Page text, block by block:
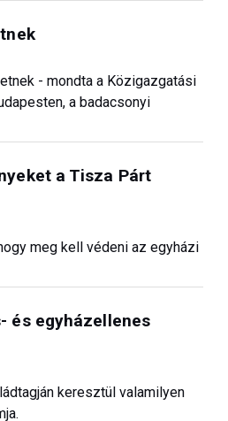
- mondta a Közigazgatási
a badacsonyi
a Tisza Párt
meg kell védeni az egyházi
és egyházellenes
keresztül valamilyen